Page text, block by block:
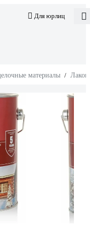
Для юрлиц
материалы /